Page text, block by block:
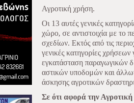
Αγροτική χρήση.
Οι 13 αυτές γενικές
χώρο, σε αντιστοιχία με το
σχεδίων. Εκτός από τις
γενικές κατηγορίες
εγκατάσταση παραγωγικών
αστικών υποδομών και
άσκησης αγροτικών
Σε ότι αφορά την